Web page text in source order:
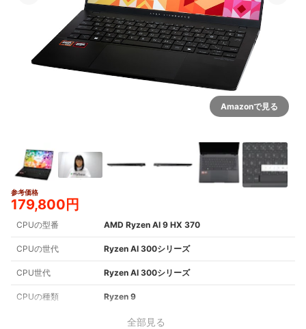
Amazonで見る
参考価格
179,800円
CPUの型番 AMD Ryzen AI 9 HX 370
CPUの世代 Ryzen AI 300シリーズ
CPU世代 Ryzen AI 300シリーズ
CPUの種類 Ryzen 9
全部見る